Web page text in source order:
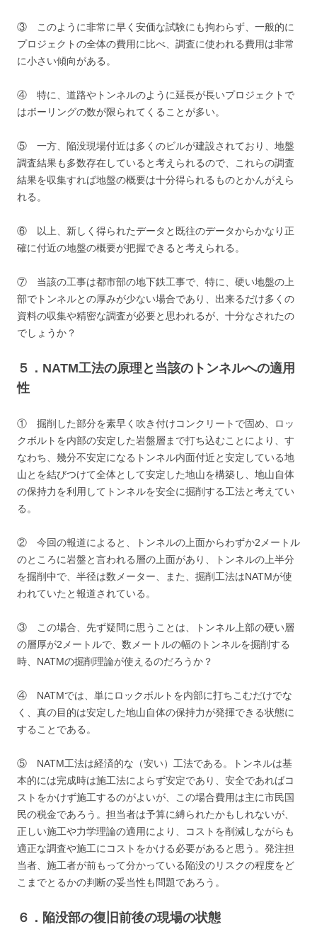
③ このように非常に早く安価な試験にも拘わらず、一般的に
プロジェクトの全体の費用に比べ、調査に使われる費用は非常
に小さい傾向がある。
④ 特に、道路やトンネルのように延長が長いプロジェクトで
はボーリングの数が限られてくることが多い。
⑤ 一方、陥没現場付近は多くのビルが建設されており、地盤
調査結果も多数存在していると考えられるので、これらの調査
結果を収集すれば地盤の概要は十分得られるものとかんがえら
れる。
⑥ 以上、新しく得られたデータと既往のデータからかなり正
確に付近の地盤の概要が把握できると考えられる。
⑦ 当該の工事は都市部の地下鉄工事で、特に、硬い地盤の上
部でトンネルとの厚みが少ない場合であり、出来るだけ多くの
資料の収集や精密な調査が必要と思われるが、十分なされたの
でしょうか？
５．NATM工法の原理と当該のトンネルへの適用
性
① 掘削した部分を素早く吹き付けコンクリートで固め、ロッ
クボルトを内部の安定した岩盤層まで打ち込むことにより、す
なわち、幾分不安定になるトンネル内面付近と安定している地
山とを結びつけて全体として安定した地山を構築し、地山自体
の保持力を利用してトンネルを安全に掘削する工法と考えてい
る。
② 今回の報道によると、トンネルの上面からわずか2メートル
のところに岩盤と言われる層の上面があり、トンネルの上半分
を掘削中で、半径は数メーター、また、掘削工法はNATMが使
われていたと報道されている。
③ この場合、先ず疑問に思うことは、トンネル上部の硬い層
の層厚が2メートルで、数メートルの幅のトンネルを掘削する
時、NATMの掘削理論が使えるのだろうか？
④ NATMでは、単にロックボルトを内部に打ちこむだけでな
く、真の目的は安定した地山自体の保持力が発揮できる状態に
することである。
⑤ NATM工法は経済的な（安い）工法である。トンネルは基
本的には完成時は施工法によらず安定であり、安全であればコ
ストをかけず施工するのがよいが、この場合費用は主に市民国
民の税金であろう。担当者は予算に縛られたかもしれないが、
正しい施工や力学理論の適用により、コストを削減しながらも
適正な調査や施工にコストをかける必要があると思う。発注担
当者、施工者が前もって分かっている陥没のリスクの程度をど
こまでとるかの判断の妥当性も問題であろう。
６．陥没部の復旧前後の現場の状態